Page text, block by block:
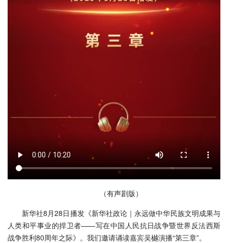
（有声剧版）
新华社8月28日播发《新华社政论｜永远做中华民族文明成果与
人类和平事业的捍卫者——写在中国人民抗日战争暨世界反法西斯
战争胜利80周年之际》。我们邀请诵读嘉宾吴樾演播“第三章”。